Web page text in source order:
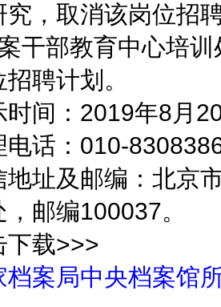
究，取消该岗位招
部教育中心培训
聘计划。
：2019年8月
：010-
及邮编：北京市
邮编100037。
载>>>
档案局中央档案馆